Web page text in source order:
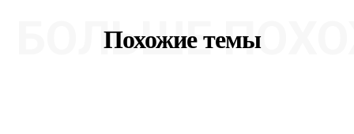
Похожие темы
БОЛЬШЕ